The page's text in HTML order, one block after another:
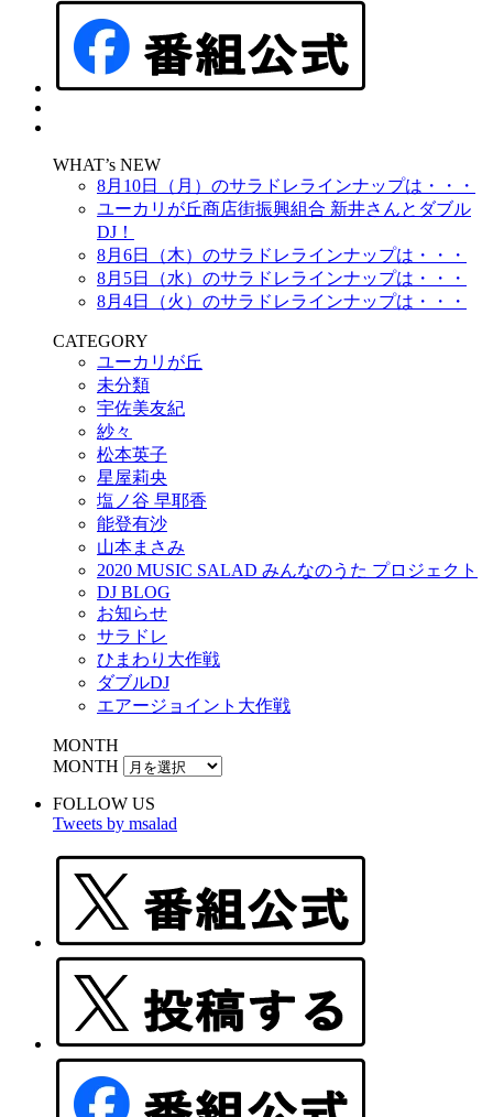
WHAT’s NEW
8月10日（月）のサラドレラインナップは・・・
ユーカリが丘商店街振興組合 新井さんとダブル
DJ！
8月6日（木）のサラドレラインナップは・・・
8月5日（水）のサラドレラインナップは・・・
8月4日（火）のサラドレラインナップは・・・
CATEGORY
ユーカリが丘
未分類
宇佐美友紀
紗々
松本英子
星屋莉央
塩ノ谷 早耶香
能登有沙
山本まさみ
2020 MUSIC SALAD みんなのうた プロジェクト
DJ BLOG
お知らせ
サラドレ
ひまわり大作戦
ダブルDJ
エアージョイント大作戦
MONTH
MONTH
FOLLOW US
Tweets by msalad